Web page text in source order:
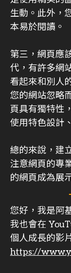
生動。此外，
本易於閱讀。
第三，網頁應
代，有許多網
看起來和別人
您的網站忽略
頁具有獨特性
使用特色設計
總的來說，建
注意網頁的專
的網頁成為展
您好，我是阿
我也會在
個人成長的影
https://